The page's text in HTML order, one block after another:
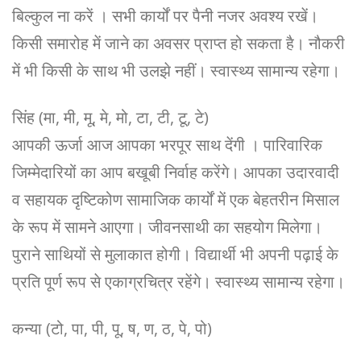
बिल्कुल ना करें । सभी कार्यों पर पैनी नजर अवश्य रखें।
किसी समारोह में जाने का अवसर प्राप्त हो सकता है। नौकरी
में भी किसी के साथ भी उलझे नहीं। स्वास्थ्य सामान्य रहेगा।
सिंह (मा, मी, मू, मे, मो, टा, टी, टू, टे)
आपकी ऊर्जा आज आपका भरपूर साथ देंगी । पारिवारिक
जिम्मेदारियों का आप बखूबी निर्वाह करेंगे। आपका उदारवादी
व सहायक दृष्टिकोण सामाजिक कार्यों में एक बेहतरीन मिसाल
के रूप में सामने आएगा। जीवनसाथी का सहयोग मिलेगा।
पुराने साथियों से मुलाकात होगी। विद्यार्थी भी अपनी पढ़ाई के
प्रति पूर्ण रूप से एकाग्रचित्र रहेंगे। स्वास्थ्य सामान्य रहेगा।
कन्या (टो, पा, पी, पू, ष, ण, ठ, पे, पो)